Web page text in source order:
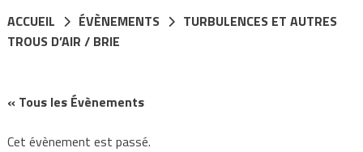
ACCUEIL ÉVÈNEMENTS
TURBULENCES ET AUTRES
TROUS D’AIR / BRIE
« Tous les Évènements
Cet évènement est passé.